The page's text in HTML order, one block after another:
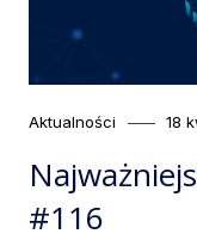
Category
Aktualności 18
#116